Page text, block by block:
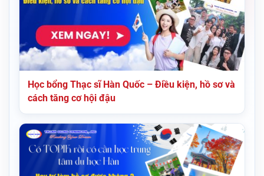
Học bổng Thạc sĩ Hàn Quốc – Điều kiện, hồ sơ và
cách tăng cơ hội đậu